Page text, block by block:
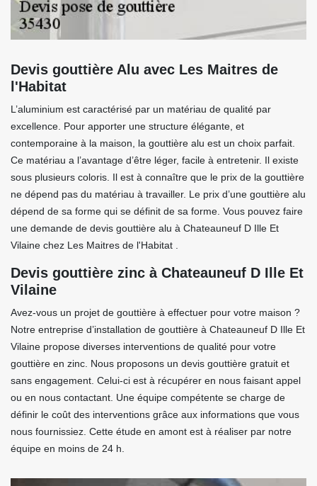
Devis gouttière Alu avec Les Maitres de
l'Habitat
L’aluminium est caractérisé par un matériau de qualité par
excellence. Pour apporter une structure élégante, et
contemporaine à la maison, la gouttière alu est un choix parfait.
Ce matériau a l’avantage d’être léger, facile à entretenir. Il existe
sous plusieurs coloris. Il est à connaître que le prix de la gouttière
ne dépend pas du matériau à travailler. Le prix d’une gouttière alu
dépend de sa forme qui se définit de sa forme. Vous pouvez faire
une demande de devis gouttière alu à Chateauneuf D Ille Et
Vilaine chez Les Maitres de l'Habitat .
Devis gouttière zinc à Chateauneuf D Ille Et
Vilaine
Avez-vous un projet de gouttière à effectuer pour votre maison ?
Notre entreprise d’installation de gouttière à Chateauneuf D Ille Et
Vilaine propose diverses interventions de qualité pour votre
gouttière en zinc. Nous proposons un devis gouttière gratuit et
sans engagement. Celui-ci est à récupérer en nous faisant appel
ou en nous contactant. Une équipe compétente se charge de
définir le coût des interventions grâce aux informations que vous
nous fournissiez. Cette étude en amont est à réaliser par notre
équipe en moins de 24 h.